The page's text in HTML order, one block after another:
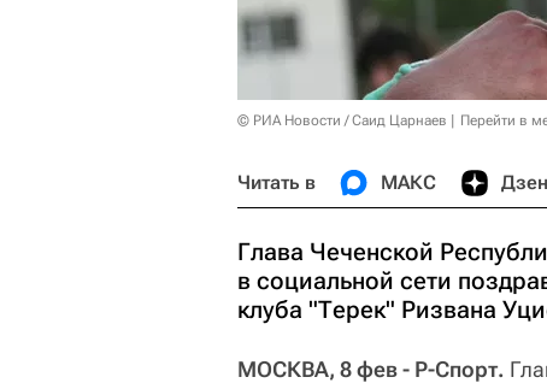
© РИА Новости / Саид Царнаев Перейти в
Читать в МАКС Дзен
Глава Чеченской
в социальной сети
клуба "Терек" Ризвана
МОСКВА, 8 фев - Р-Спорт.